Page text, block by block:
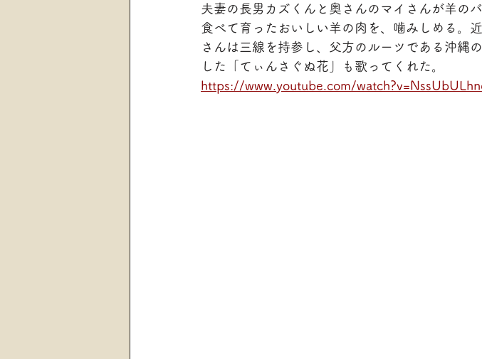
夫妻の長男カズくんと奥さんのマイさんが羊の
食べて育ったおいしい羊の肉を、噛みしめる。
さんは三線を持参し、父方のルーツである沖縄
した「てぃんさぐぬ花」も歌ってくれた。
https://www.youtube.com/